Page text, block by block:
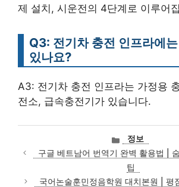
제 설치, 시운전의 4단계로 이루어
Q3: 전기차 충전 인프라에
있나요?
A3: 전기차 충전 인프라는 가정용
전소, 급속충전기가 있습니다.
카
테
고
리
정보
구글 베트남어 번역기 완벽 활용법 |
팁
국어논술훈민정음학원 대치본원 |